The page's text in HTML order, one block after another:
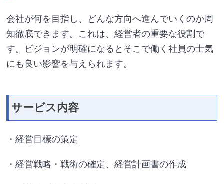
会社が何を目指し、どんな方向へ進んでいくのか周
知徹底できます。これは、経営者の重要な役割で
す。ビジョンが明確になるとそこで働く社員の士気
にも良い影響を与えられます。
サービス内容
・経営目標の策定
・経営戦略・戦術の確定、経営計画書の作成